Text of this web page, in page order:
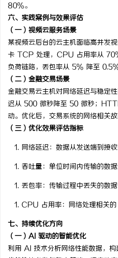
80%。
六、实践案例与效果评估
（一）视频云服务场景
某视频云后台的云主机面临高并发
卡 TCP 处理，CPU 占用率从
负荷链路，丢包率从 5% 降至
（二）金融交易场景
金融交易云主机对网络延迟与稳定
迟从 500 微秒降至 50 微秒；
动。优化后，交易系统的网络相关
（三）优化效果评估指标
网络延迟：数据从发送端到接
吞吐量：单位时间内传输的数
丢包率：传输过程中丢失的数
CPU 占用率：网络处理相关
七、持续优化方向
（一）AI 驱动的智能优化
利用 AI 技术分析网络性能数据，